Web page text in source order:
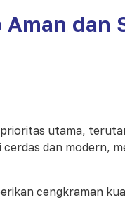
dan
utama,
dan
cengkraman